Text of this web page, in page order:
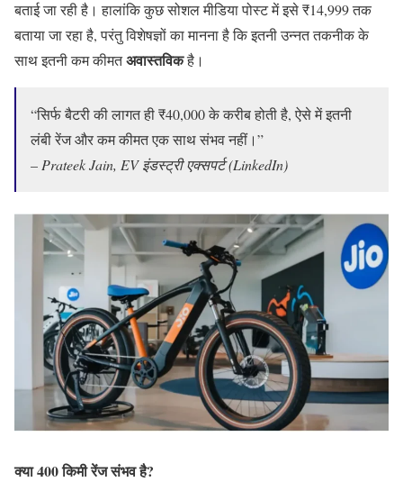
बताई जा रही है। हालांकि कुछ सोशल मीडिया पोस्ट में इसे ₹14,999 तक
बताया जा रहा है, परंतु विशेषज्ञों का मानना है कि इतनी उन्नत तकनीक के
साथ इतनी कम कीमतअवास्तविकहै।
“सिर्फ बैटरी की लागत ही ₹40,000 के करीब होती है, ऐसे में इतनी
लंबी रेंज और कम कीमत एक साथ संभव नहीं।”
– Prateek Jain, EV इंडस्ट्री एक्सपर्ट (LinkedIn)
क्या 400 किमी रेंज संभव है?